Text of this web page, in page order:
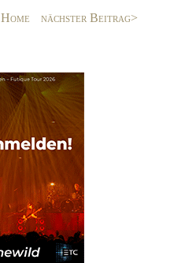
Home nächster Beitrag>